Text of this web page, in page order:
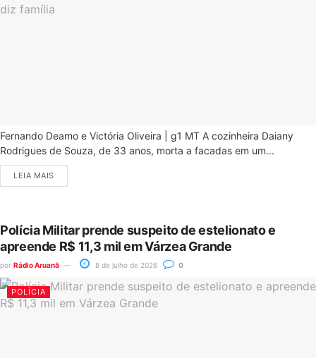
Fernando Deamo e Victória Oliveira | g1 MT A cozinheira Daiany
Rodrigues de Souza, de 33 anos, morta a facadas em um...
LEIA MAIS
Polícia Militar prende suspeito de estelionato e
apreende R$ 11,3 mil em Várzea Grande
por Rádio Aruanã 8 de julho de 2026 0
POLÍCIA